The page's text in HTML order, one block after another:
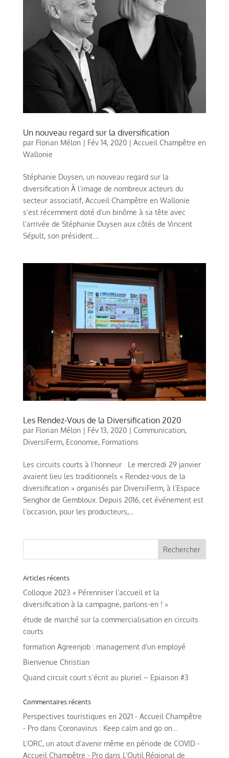
Un nouveau regard sur la diversification
par Florian Mélon| Fév 14, 2020| Accueil Champêtre en
Wallonie
Stéphanie Duysen, un nouveau regard sur la
diversification À l’image de nombreux acteurs du
secteur associatif, Accueil Champêtre en Wallonie
s’est récemment doté d’un binôme à sa tête avec
l’arrivée de Stéphanie Duysen aux côtés de Vincent
Sépult, son président....
Les Rendez-Vous de la Diversification 2020
par Florian Mélon| Fév 13, 2020| Communication,
DiversiFerm, Economie, Formations
Les circuits courts à l’honneur Le mercredi 29 janvier
avaient lieu les traditionnels « Rendez-vous de la
diversification » organisés par DiversiFerm, à l’Espace
Senghor de Gembloux. Depuis 2016, cet événement est
l’occasion, pour les producteurs,...
Articles récents
Colloque 2023 « Pérenniser l’accueil et la
diversification à la campagne, parlons-en ! »
étude de marché sur la commercialisation en circuits
courts
formation Agreenjob : management d’un employé
Bienvenue Christian
Quand circuit court s’écrit au pluriel – Epiaison #3
Commentaires récents
Perspectives touristiques en 2021 - Accueil Champêtre
- Prodans Coronavirus : Keep calm and go on…
L’ORC, un atout d’avenir même en période de COVID -
Accueil Champêtre - Prodans L’Outil Régional de